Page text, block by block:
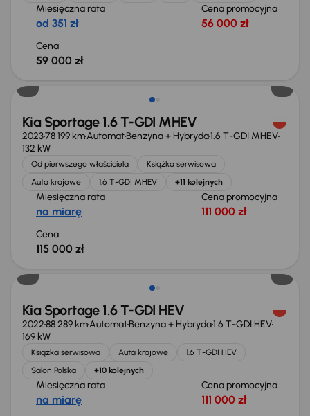
Miesięczna rata
od 351 zł
Cena promocyjna
56 000 zł
Cena
59 000 zł
Możliwość odliczenia VAT
Kia Sportage 1.6 T-GDI MHEV
202378 199 kmAutomatBenzyna + Hybryda1.6 T-GDI MHEV
132 kW
Od pierwszego właściciela
Książka serwisowa
Auta krajowe
1.6 T-GDI MHEV +11 kolejnych
Miesięczna rata
na miarę
Cena promocyjna
111 000 zł
Cena
115 000 zł
Możliwość odliczenia VAT
Kia Sportage 1.6 T-GDI HEV
202288 289 kmAutomatBenzyna + Hybryda1.6 T-GDI HEV
169 kW
Książka serwisowa Auta krajowe
1.6 T-GDI HEV
Salon Polska
+10 kolejnych
Miesięczna rata
na miarę
Cena promocyjna
111 000 zł